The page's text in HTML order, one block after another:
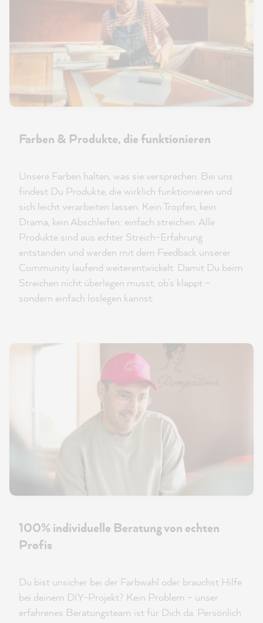
Farben & Produkte, die funktionieren
Unsere Farben halten, was sie versprechen. Bei uns
findest Du Produkte, die wirklich funktionieren und
sich leicht verarbeiten lassen. Kein Tropfen, kein
Drama, kein Abschleifen: einfach streichen. Alle
Produkte sind aus echter Streich-Erfahrung
entstanden und werden mit dem Feedback unserer
Community laufend weiterentwickelt. Damit Du beim
Streichen nicht überlegen musst, ob’s klappt –
sondern einfach loslegen kannst.
100% individuelle Beratung von echten
Profis
Du bist unsicher bei der Farbwahl oder brauchst Hilfe
bei deinem DIY-Projekt? Kein Problem – unser
erfahrenes Beratungsteam ist für Dich da. Persönlich